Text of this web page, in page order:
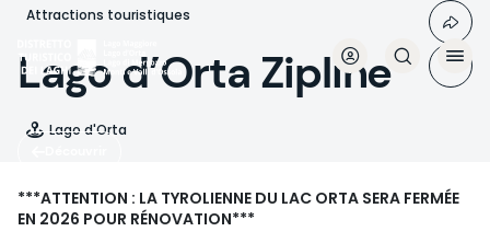
Aller
contenu
principal
Attractions touristiques
Lago d’Orta Zipline
Lago d'Orta
***ATTENTION : LA TYROLIENNE DU LAC ORTA SERA FERMÉE
EN 2026 POUR RÉNOVATION***